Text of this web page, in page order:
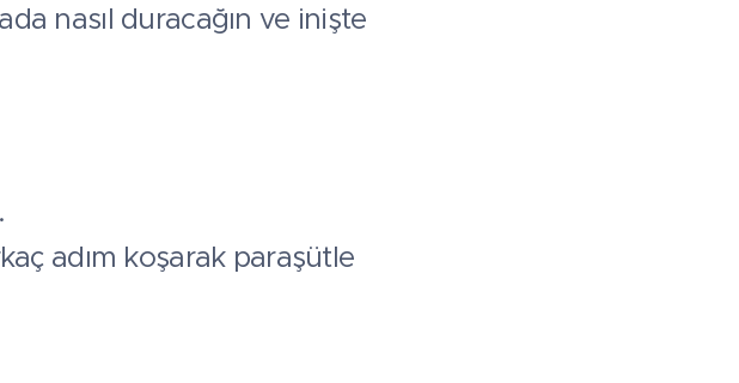
nasıl duracağın ve inişte
adım koşarak paraşütle